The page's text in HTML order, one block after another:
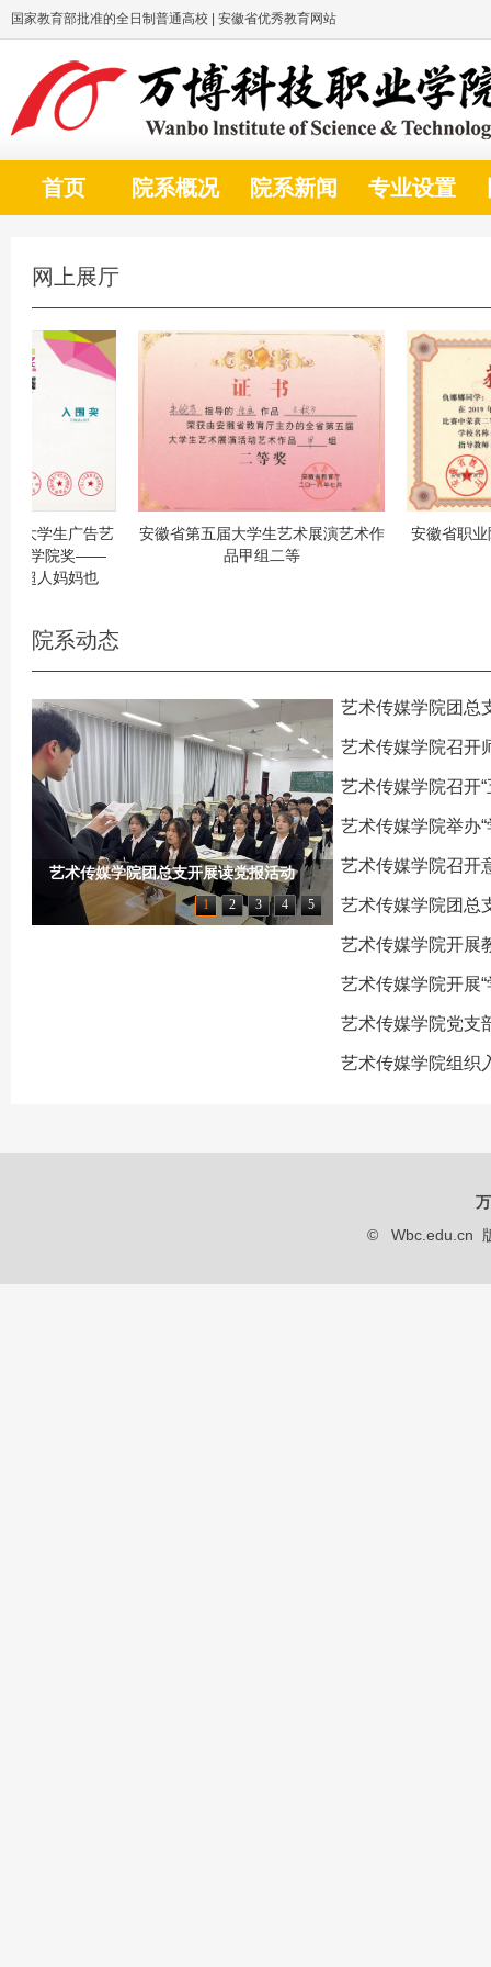
国家教育部批准的全日制普通高校 | 安徽省优秀教育网站
首页 院系概况 院系新闻 专业设置
网上展厅
学生广告艺
学院奖——
人妈妈也
安徽省第五届大学生艺术展演艺术作
品甲组二等
安徽省职业院
院系动态
艺术传媒学院团总支开展读党报活动
1 2 3 4 5
艺术传媒学院团总
艺术传媒学院召开师德师风
艺术传媒学院召开“五
艺术传媒学院举办“学习二十
艺术传媒学院召开意识形态
艺术传媒学院团总支组
艺术传媒学院开展
艺术传媒学院开展“学习宣传贯
艺术传媒学院党支
艺术传媒学院组织入党积
© Wbc.edu.cn